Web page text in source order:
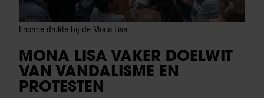
Enorme drukte bij de Mona Lisa
MONA LISA VAKER DOELWIT
VAN VANDALISME EN
PROTESTEN